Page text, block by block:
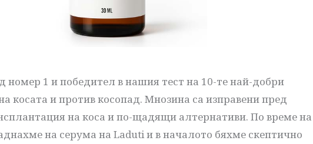
номер 1 и победител в нашия тест на 10-те най-добри
косата и против косопад. Мнозина са изправени пред
на коса и по-щадящи алтернативи. По време на
на серума на Laduti и в началото бяхме скептично